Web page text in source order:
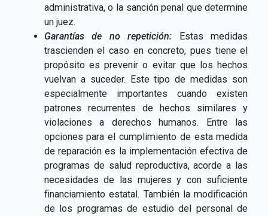
administrativa, o la sanción penal que determine
un juez.
Garantías de no repetición: Estas medidas
trascienden el caso en concreto, pues tiene el
propósito es prevenir o evitar que los hechos
vuelvan a suceder. Este tipo de medidas son
especialmente importantes cuando existen
patrones recurrentes de hechos similares y
violaciones a derechos humanos. Entre las
opciones para el cumplimiento de esta medida
de reparación es la implementación efectiva de
programas de salud reproductiva, acorde a las
necesidades de las mujeres y con suficiente
financiamiento estatal. También la modificación
de los programas de estudio del personal de